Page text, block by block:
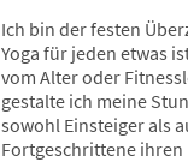
Ich bin der festen
Yoga für jeden etwas
vom Alter oder
gestalte ich meine
sowohl Einsteiger als
Fortgeschrittene